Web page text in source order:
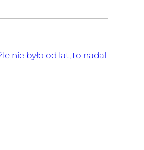
nie było od lat, to nadal